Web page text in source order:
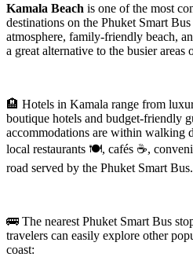
Kamala Beach is one of the most
destinations on the Phuket Smart
atmosphere, family-friendly beach,
a great alternative to the busier areas
🏨 Hotels in Kamala range from
boutique hotels and budget-friendly
accommodations are within walking
local restaurants 🍽️, cafés ☕,
road served by the Phuket Smart Bus.
🚌 The nearest Phuket Smart Bus
travelers can easily explore other
coast: